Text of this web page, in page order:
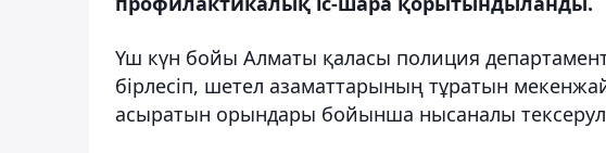
Үш күн бойы Алматы қаласы полиция
бірлесіп, шетел азаматтарының тұратын
асыратын орындары бойынша нысаналы